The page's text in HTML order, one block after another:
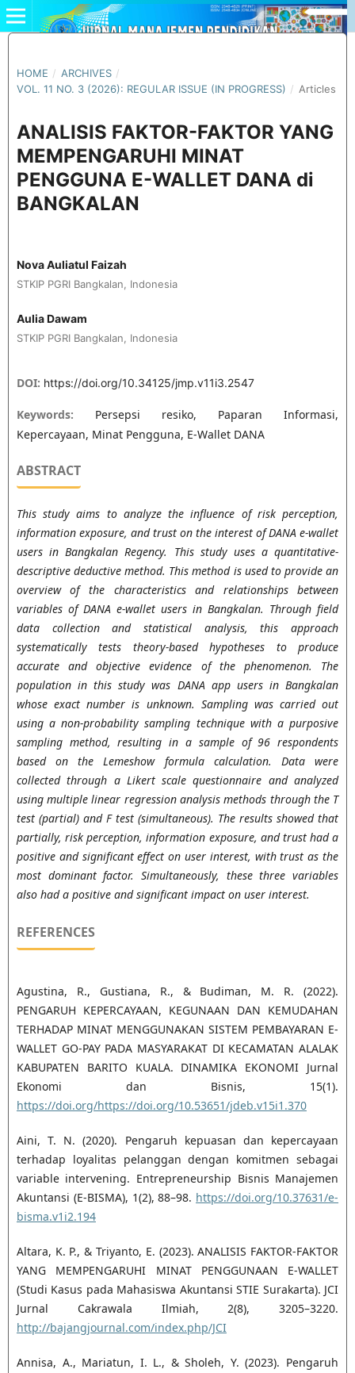
HOME / ARCHIVES /
VOL. 11 NO. 3 (2026): REGULAR ISSUE (IN PROGRESS) / Articles
ANALISIS FAKTOR-FAKTOR YANG
MEMPENGARUHI MINAT
PENGGUNA E-WALLET DANA di
BANGKALAN
Nova Auliatul Faizah
STKIP PGRI Bangkalan, Indonesia
Aulia Dawam
STKIP PGRI Bangkalan, Indonesia
DOI: https://doi.org/10.34125/jmp.v11i3.2547
Keywords: Persepsi resiko, Paparan Informasi,
Kepercayaan, Minat Pengguna, E-Wallet DANA
ABSTRACT
This study aims to analyze the influence of risk perception,
information exposure, and trust on the interest of DANA e-wallet
users in Bangkalan Regency. This study uses a quantitative-
descriptive deductive method. This method is used to provide an
overview of the characteristics and relationships between
variables of DANA e-wallet users in Bangkalan. Through field
data collection and statistical analysis, this approach
systematically tests theory-based hypotheses to produce
accurate and objective evidence of the phenomenon. The
population in this study was DANA app users in Bangkalan
whose exact number is unknown. Sampling was carried out
using a non-probability sampling technique with a purposive
sampling method, resulting in a sample of 96 respondents
based on the Lemeshow formula calculation. Data were
collected through a Likert scale questionnaire and analyzed
using multiple linear regression analysis methods through the T
test (partial) and F test (simultaneous). The results showed that
partially, risk perception, information exposure, and trust had a
positive and significant effect on user interest, with trust as the
most dominant factor. Simultaneously, these three variables
also had a positive and significant impact on user interest.
REFERENCES
Agustina, R., Gustiana, R., & Budiman, M. R. (2022).
PENGARUH KEPERCAYAAN, KEGUNAAN DAN KEMUDAHAN
TERHADAP MINAT MENGGUNAKAN SISTEM PEMBAYARAN E-
WALLET GO-PAY PADA MASYARAKAT DI KECAMATAN ALALAK
KABUPATEN BARITO KUALA. DINAMIKA EKONOMI Jurnal
Ekonomi dan Bisnis, 15(1).
https://doi.org/https://doi.org/10.53651/jdeb.v15i1.370
Aini, T. N. (2020). Pengaruh kepuasan dan kepercayaan
terhadap loyalitas pelanggan dengan komitmen sebagai
variable intervening. Entrepreneurship Bisnis Manajemen
Akuntansi (E-BISMA), 1(2), 88–98. https://doi.org/10.37631/e-
bisma.v1i2.194
Altara, K. P., & Triyanto, E. (2023). ANALISIS FAKTOR-FAKTOR
YANG MEMPENGARUHI MINAT PENGGUNAAN E-WALLET
(Studi Kasus pada Mahasiswa Akuntansi STIE Surakarta). JCI
Jurnal Cakrawala Ilmiah, 2(8), 3205–3220.
http://bajangjournal.com/index.php/JCI
Annisa, A., Mariatun, I. L., & Sholeh, Y. (2023). Pengaruh